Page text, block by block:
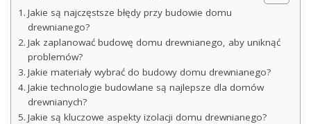
Jakie są najczęstsze błędy przy budowie domu
drewnianego?
Jak zaplanować budowę domu drewnianego, aby uniknąć
problemów?
Jakie materiały wybrać do budowy domu drewnianego?
Jakie technologie budowlane są najlepsze dla domów
drewnianych?
Jakie są kluczowe aspekty izolacji domu drewnianego?